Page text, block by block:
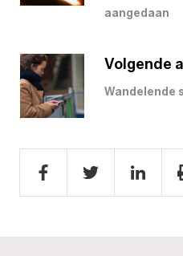
aangedaan
Volgende
Wandelende